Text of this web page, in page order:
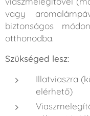
vagy
biztonságos
otthonodba.
Szükséged lesz:
Illatviaszra
elérhető)